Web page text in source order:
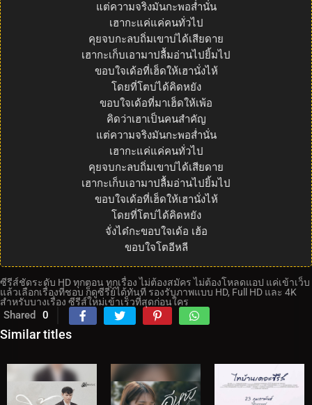
แต่ความจริงมันกะพอส่ำนั่น
เฮากะแค่แค่คนทั่วไป
คุยจบกะลบถิ่มเขาบ่ได้เสียดาย
เฮากะเก็บเอามาปลื้มอ่านไปยิ้มไป
ขอบใจเด้อที่เฮ็ดให้เฮานั่งไห้
โดยที่โตบ่ได้คิดหยัง
ขอบใจเด้อที่มาเฮ็ดให้เพ้อ
คิดว่าเฮาเป็นคนสำคัญ
แต่ความจริงมันกะพอส่ำนั่น
เฮากะแค่แค่คนทั่วไป
คุยจบกะลบถิ่มเขาบ่ได้เสียดาย
เฮากะเก็บเอามาปลื้มอ่านไปยิ้มไป
ขอบใจเด้อที่เฮ็ดให้เฮานั่งไห้
โดยที่โตบ่ได้คิดหยัง
จั่งได๋กะขอบใจเด้อ เฮ้อ
ขอบใจโตอีหลี
ซีรีส์ชัดระดับ HD ทุกตอน ทุกเรื่อง ไม่ต้องสมัคร ไม่ต้องโหลดแอป แค่เข้าเว็บ
แล้วเลือกเรื่องที่ชอบ ก็ดูซีรี่ย์ได้ทันที รองรับภาพแบบ HD, Full HD และ 4K
สำหรับบางเรื่อง ซีรีส์ใหม่เข้าเร็วที่สุดก่อนใคร
Shared 0
Similar titles